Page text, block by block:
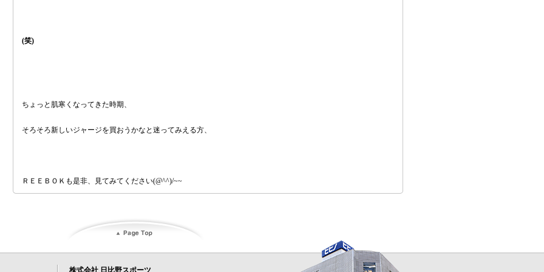
(笑)
ちょっと肌寒くなってきた時期、
そろそろ新しいジャージを買おうかなと迷ってみえる方、
ＲＥＥＢＯＫも是非、見てみてください(@^^)/~~
株式会社 日比野スポーツ